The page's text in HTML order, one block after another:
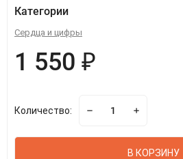
Категории
Сердца и цифры
1 550 ₽
Количество:
В КОРЗИНУ